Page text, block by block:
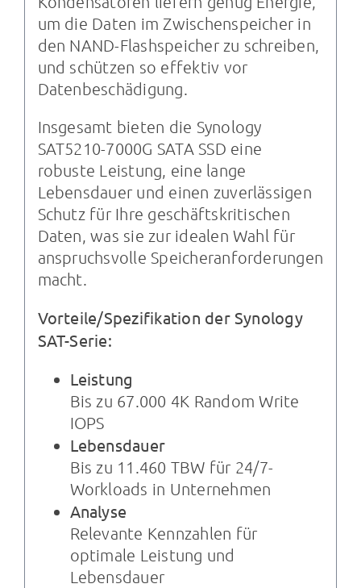
um die Daten im Zwischenspeicher in
den NAND-Flashspeicher zu schreiben,
und schützen so effektiv vor
Datenbeschädigung.
Insgesamt bieten die Synology
SAT5210-7000G SATA SSD eine
robuste Leistung, eine lange
Lebensdauer und einen zuverlässigen
Schutz für Ihre geschäftskritischen
Daten, was sie zur idealen Wahl für
anspruchsvolle Speicheranforderungen
macht.
Vorteile/Spezifikation der Synology
SAT-Serie:
Leistung
Bis zu 67.000 4K Random Write
IOPS
Lebensdauer
Bis zu 11.460 TBW für 24/7-
Workloads in Unternehmen
Analyse
Relevante Kennzahlen für
optimale Leistung und
Lebensdauer